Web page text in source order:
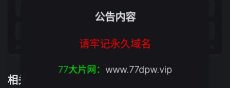
相关推荐
公告内容
请牢记永久域名
77大片网： www.77dpw.vip